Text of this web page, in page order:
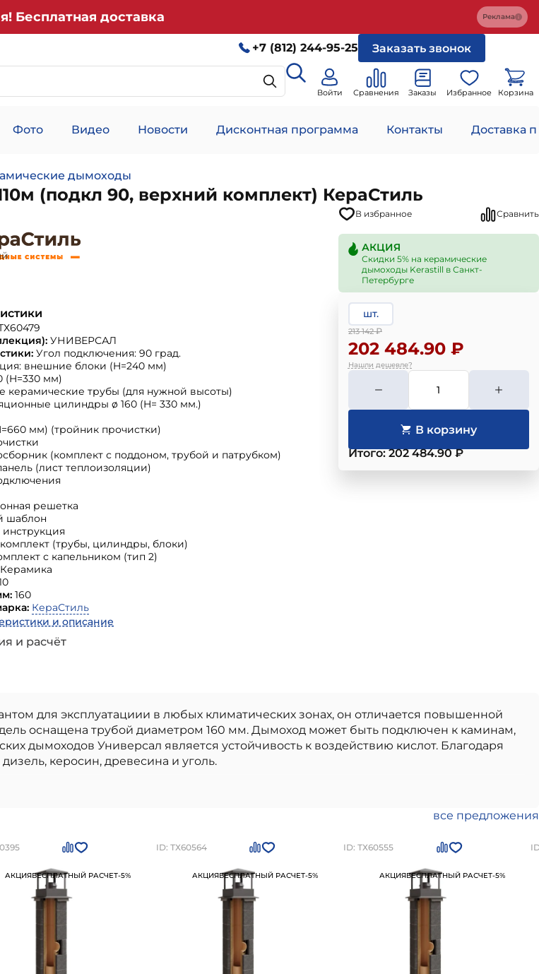
Бесплатная доставка Реклама
+7 (812) 244-95-25 Заказать звонок
Войти Сравнения Заказы Избранное Корзина
Фото Видео Новости Дисконтная программа Контакты Доставка
дымоходы
(подкл 90, верхний комплект) КераСтиль
В избранное Сравнить
УНИВЕРСАЛ
Угол подключения: 90 град.
внешние блоки (H=240 мм)
(H=330 мм)
керамические трубы (для нужной высоты)
цилиндры ø 160 (H= 330 мм.)
мм) (тройник прочистки)
(комплект с поддоном, трубой и патрубком)
(лист теплоизоляции)
решетка
шаблон
(трубы, цилиндры, блоки)
с капельником (тип 2)
Керамика
160
КераСтиль
и описание
АКЦИЯ
Скидки 5% на керамические
дымоходы Kerastill в Санкт-
Петербурге
шт.
213 142₽
202 484.90 ₽
Нашли дешевле?
Итого: 202 484.90 ₽
и расчёт
для эксплуатациии в любых климатических зонах, он отличается повышенной
оснащена трубой диаметром 160 мм. Дымоход может быть подключен к каминам,
дымоходов Универсал является устойчивость к воздействию кислот. Благодаря
керосин, древесина и уголь.
комплект) КераСтиль
Преимущества: высокое качество от проверенного производителя,
к внешним воздействиям, легкость в использовании и монтаже.
можно приобрести вСанкт-Петербурге по цене213142 рублейВы можете
все предложения
АКЦИЯБЕСПЛАТНЫЙ РАСЧЕТ-5%
ID: ТХ60564
АКЦИЯБЕСПЛАТНЫЙ РАСЧЕТ-5%
ID: ТХ60555
АКЦИЯБЕСПЛАТНЫЙ РАСЧЕТ-5%